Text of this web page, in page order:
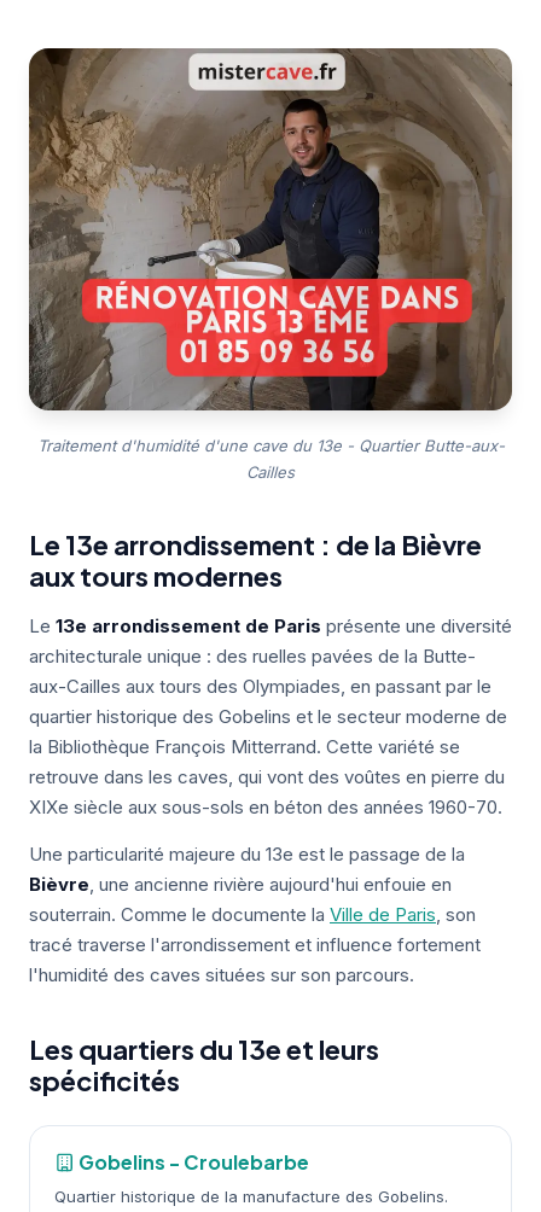
Traitement d'humidité d'une cave du 13e - Quartier Butte-aux-
Cailles
Le 13e arrondissement : de la Bièvre
aux tours modernes
Le 13e arrondissement de Paris présente une diversité
architecturale unique : des ruelles pavées de la Butte-
aux-Cailles aux tours des Olympiades, en passant par le
quartier historique des Gobelins et le secteur moderne de
la Bibliothèque François Mitterrand. Cette variété se
retrouve dans les caves, qui vont des voûtes en pierre du
XIXe siècle aux sous-sols en béton des années 1960-70.
Une particularité majeure du 13e est le passage de la
Bièvre, une ancienne rivière aujourd'hui enfouie en
souterrain. Comme le documente la Ville de Paris, son
tracé traverse l'arrondissement et influence fortement
l'humidité des caves situées sur son parcours.
Les quartiers du 13e et leurs
spécificités
Gobelins - Croulebarbe
Quartier historique de la manufacture des Gobelins.